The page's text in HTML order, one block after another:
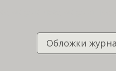
Обложки